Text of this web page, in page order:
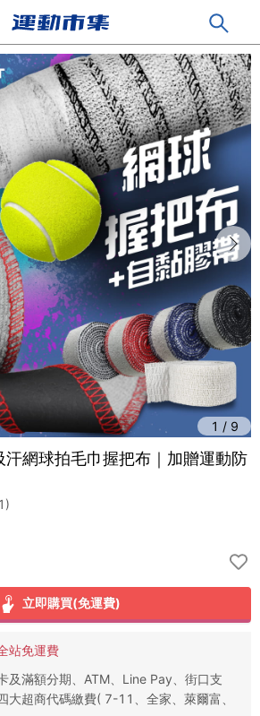
1 / 9
汗網球拍毛巾握把布｜加贈運動防
1 )
立即購買(免運費)
站免運費
及滿額分期、ATM、Line Pay、街口支
大超商代碼繳費( 7-11、全家、萊爾富、